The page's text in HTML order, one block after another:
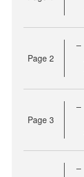
Page 2
Page 3